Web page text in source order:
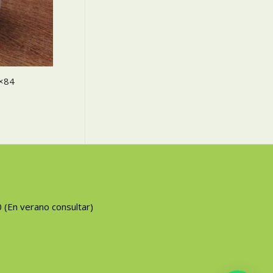
(En verano consultar)